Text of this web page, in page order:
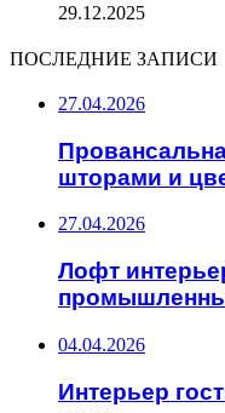
29.12.2025
ПОСЛЕДНИЕ ЗАПИСИ
27.04.2026
шторами и
27.04.2026
Лофт
04.04.2026
Интерьер